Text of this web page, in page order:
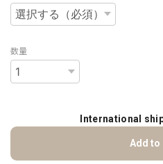
数量
International
Add to